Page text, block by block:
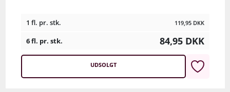
1 fl. pr. stk. 119,95 DKK
6 fl. pr. stk. 84,95 DKK
UDSOLGT